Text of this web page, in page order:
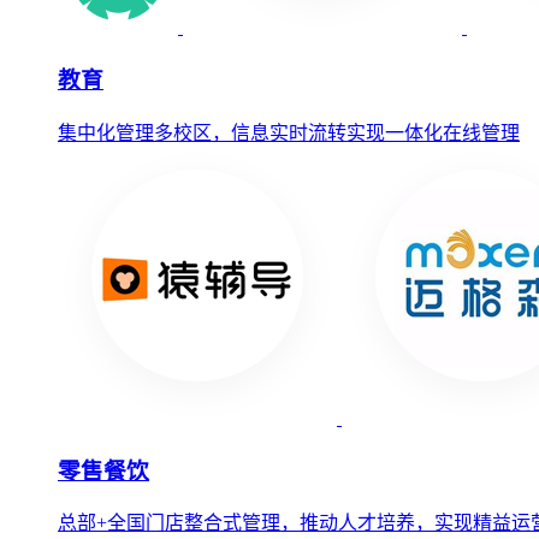
教育
集中化管理多校区，信息实时流转实现一体化在线管理
零售餐饮
总部+全国门店整合式管理，推动人才培养，实现精益运